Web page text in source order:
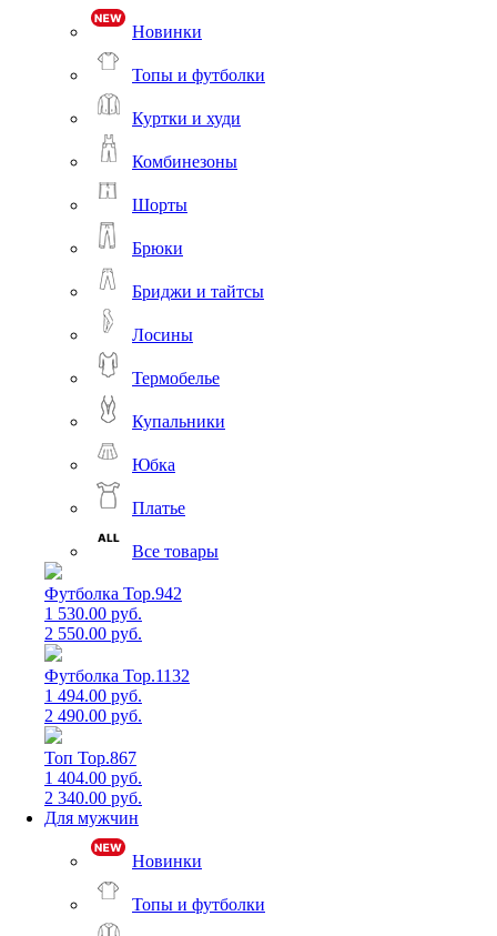
Новинки
Топы и футболки
Куртки и худи
Комбинезоны
Шорты
Брюки
Бриджи и тайтсы
Лосины
Термобелье
Купальники
Юбка
Платье
Все товары
Футболка Top.942
1 530.00 руб.
2 550.00 руб.
Футболка Top.1132
1 494.00 руб.
2 490.00 руб.
Топ Top.867
1 404.00 руб.
2 340.00 руб.
Для мужчин
Новинки
Топы и футболки